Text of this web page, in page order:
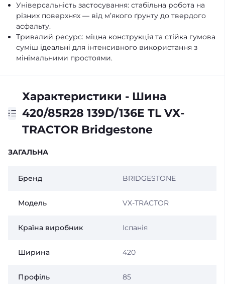
Універсальність застосування: стабільна робота на
різних поверхнях — від м’якого ґрунту до твердого
асфальту.
Тривалий ресурс: міцна конструкція та стійка гумова
суміш ідеальні для інтенсивного використання з
мінімальними простоями.
Характеристики - Шина
420/85R28 139D/136E TL VХ-
TRACTOR Bridgestone
ЗАГАЛЬНА
Бренд BRIDGESTONE
Модель VХ-TRACTOR
Країна виробник Іспанія
Ширина 420
Профіль 85